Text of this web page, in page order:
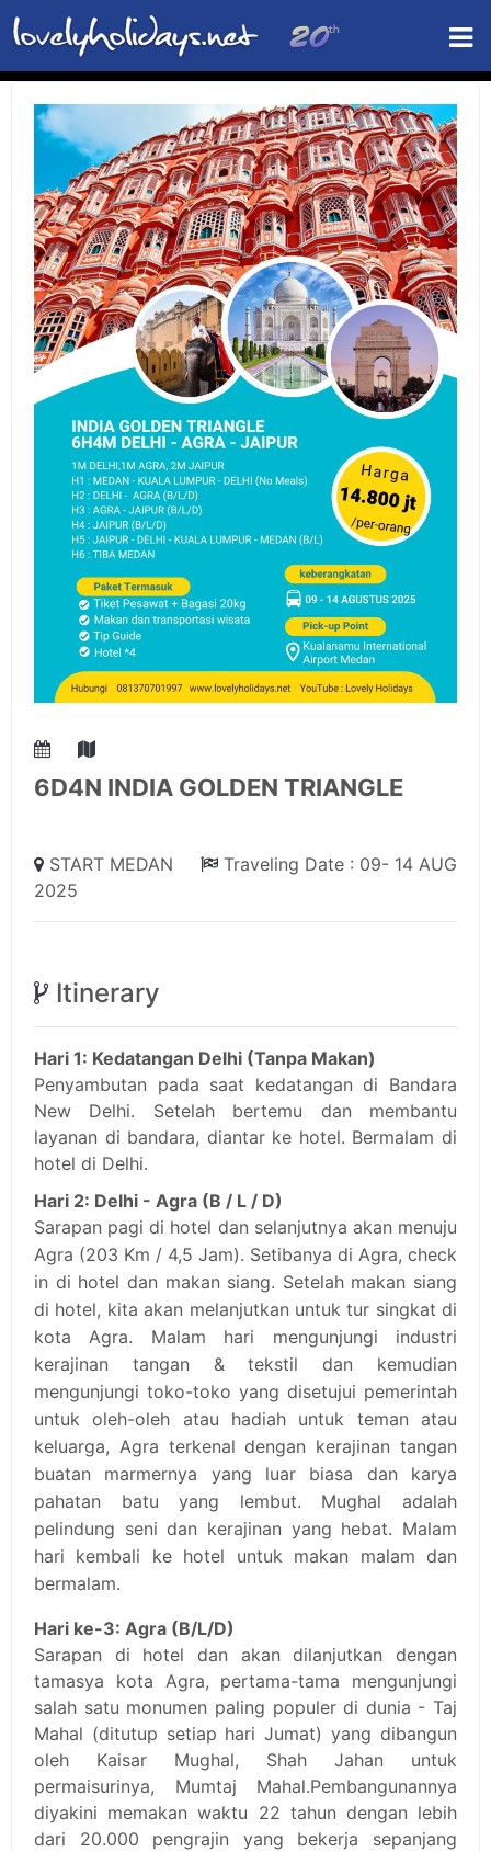
6D4N INDIA GOLDEN TRIANGLE
START MEDAN
Traveling Date : 09- 14 AUG
2025
Itinerary
Hari 1: Kedatangan Delhi (Tanpa Makan)
Penyambutan pada saat kedatangan di Bandara
New Delhi. Setelah bertemu dan membantu
layanan di bandara, diantar ke hotel. Bermalam di
hotel di Delhi.
Hari 2: Delhi - Agra (B / L / D)
Sarapan pagi di hotel dan selanjutnya akan menuju
Agra (203 Km / 4,5 Jam). Setibanya di Agra, check
in di hotel dan makan siang. Setelah makan siang
di hotel, kita akan melanjutkan untuk tur singkat di
kota Agra. Malam hari mengunjungi industri
kerajinan tangan & tekstil dan kemudian
mengunjungi toko-toko yang disetujui pemerintah
untuk oleh-oleh atau hadiah untuk teman atau
keluarga, Agra terkenal dengan kerajinan tangan
buatan marmernya yang luar biasa dan karya
pahatan batu yang lembut. Mughal adalah
pelindung seni dan kerajinan yang hebat. Malam
hari kembali ke hotel untuk makan malam dan
bermalam.
Hari ke-3: Agra (B/L/D)
Sarapan di hotel dan akan dilanjutkan dengan
tamasya kota Agra, pertama-tama mengunjungi
salah satu monumen paling populer di dunia - Taj
Mahal (ditutup setiap hari Jumat) yang dibangun
oleh Kaisar Mughal, Shah Jahan untuk
permaisurinya, Mumtaj Mahal.Pembangunannya
diyakini memakan waktu 22 tahun dengan lebih
dari 20.000 pengrajin yang bekerja sepanjang